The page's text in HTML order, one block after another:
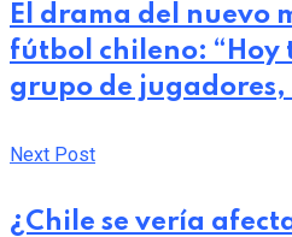
El drama del nuevo
fútbol chileno: “Hoy
grupo de jugadores,
Next Post
¿Chile se vería